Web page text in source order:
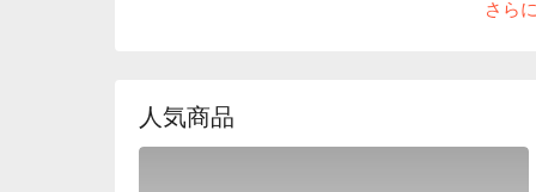
from 500 yen. The stylish restaurant with an さら
人気商品